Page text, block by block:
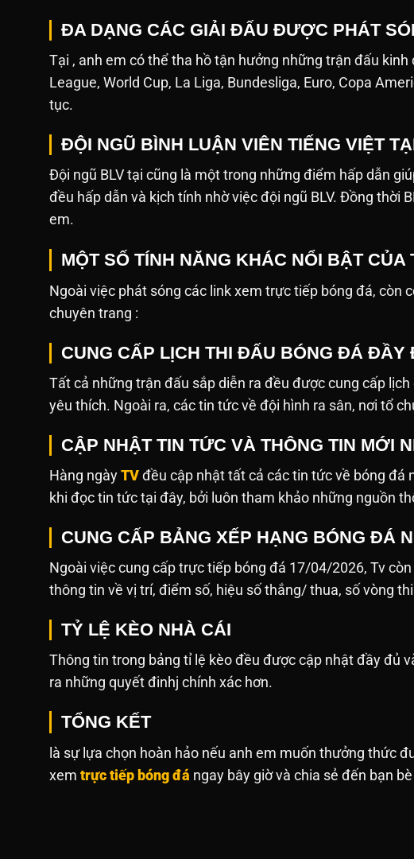
ĐA DẠNG CÁC GIẢI ĐẤU ĐƯỢC PHÁT
Tại , anh em có thể tha hồ tận hưởng những trận đấu
League, World Cup, La Liga, Bundesliga, Euro, Copa
tục.
ĐỘI NGŨ BÌNH LUẬN VIÊN TIẾNG VIỆT
Đội ngũ BLV tại cũng là một trong những điểm hấp dẫn
đều hấp dẫn và kịch tính nhờ việc đội ngũ BLV. Đồng thời
em.
MỘT SỐ TÍNH NĂNG KHÁC NỔI BẬT CỦA
Ngoài việc phát sóng các link xem trực tiếp bóng đá, còn
chuyên trang :
CUNG CẤP LỊCH THI ĐẤU BÓNG ĐÁ ĐẦY
Tất cả những trận đấu sắp diễn ra đều được cung cấp
yêu thích. Ngoài ra, các tin tức về đội hình ra sân, nơi tổ
CẬP NHẬT TIN TỨC VÀ THÔNG TIN MỚI
Hàng ngày TV đều cập nhật tất cả các tin tức về bóng đá
khi đọc tin tức tại đây, bởi luôn tham khảo những nguồn
CUNG CẤP BẢNG XẾP HẠNG BÓNG ĐÁ
Ngoài việc cung cấp trực tiếp bóng đá 17/04/2026, Tv
thông tin về vị trí, điểm số, hiệu số thắng/ thua, số vòng
TỶ LỆ KÈO NHÀ CÁI
Thông tin trong bảng tỉ lệ kèo đều được cập nhật đầy đủ
ra những quyết đinhj chính xác hơn.
TỔNG KẾT
là sự lựa chọn hoàn hảo nếu anh em muốn thưởng thức
xem trực tiếp bóng đá ngay bây giờ và chia sẻ đến bạn